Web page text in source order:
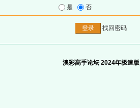
是 否
找回密码
澳彩高手论坛 2024年极速版